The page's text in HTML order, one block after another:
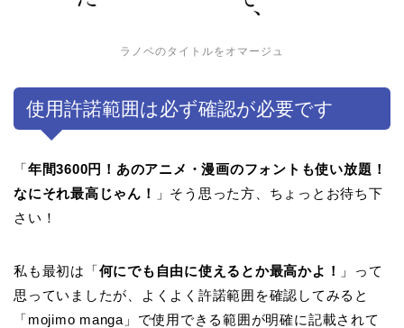
ラノベのタイトルをオマージュ
使用許諾範囲は必ず確認が必要です
「年間3600円！あのアニメ・漫画のフォントも使い放題！
なにそれ最高じゃん！
」そう思った方、ちょっとお待ち下
さい！
私も最初は「何にでも自由に使えるとか最高かよ！
」って
思っていましたが、よくよく許諾範囲を確認してみると
「mojimo manga」で使用できる範囲が明確に記載されて